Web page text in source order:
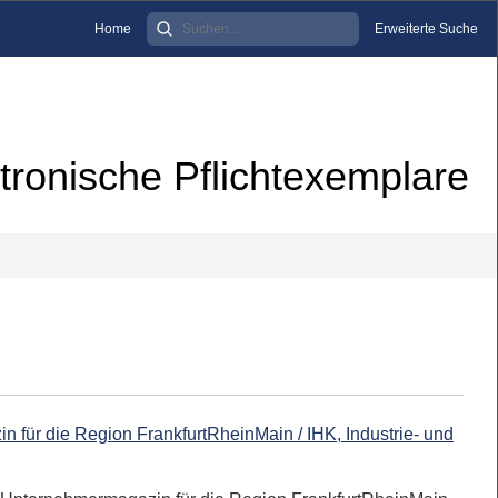
Home Erweiterte Suche
Pflichtexemplare
für die Region FrankfurtRheinMain / IHK, Industrie- und